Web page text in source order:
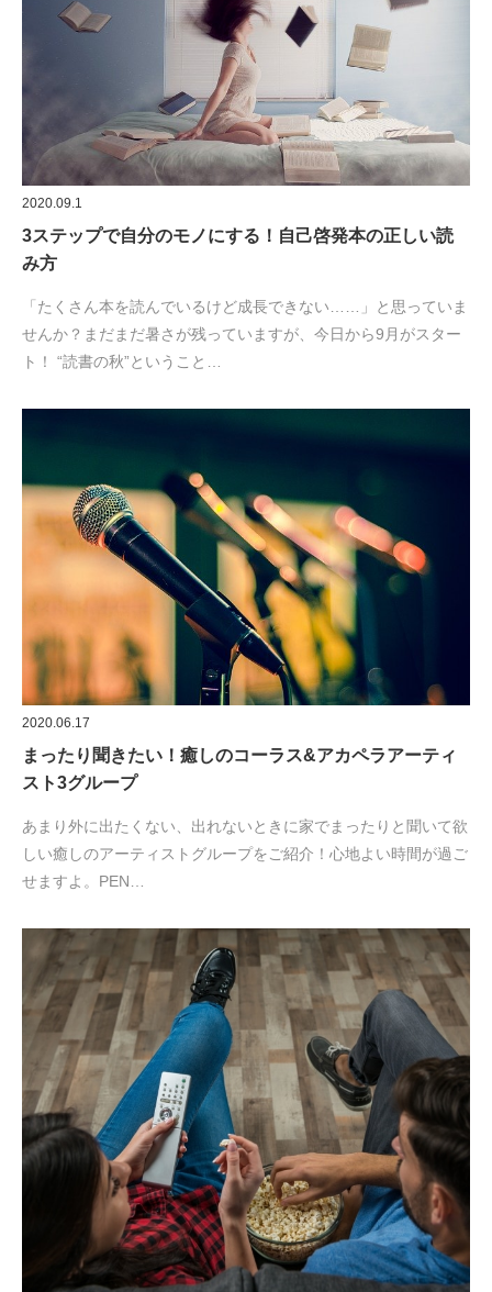
2020.09.1
3ステップで自分のモノにする！自己啓発本の正しい読
み方
「たくさん本を読んでいるけど成長できない……」と思っていま
せんか？まだまだ暑さが残っていますが、今日から9月がスター
ト！ “読書の秋”ということ…
2020.06.17
まったり聞きたい！癒しのコーラス&アカペラアーティ
スト3グループ
あまり外に出たくない、出れないときに家でまったりと聞いて欲
しい癒しのアーティストグループをご紹介！心地よい時間が過ご
せますよ。PEN…